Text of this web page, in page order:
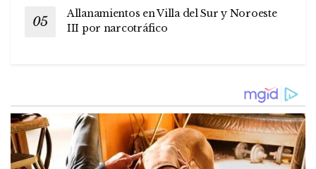
Allanamientos en Villa del Sur y Noroeste
III por narcotráfico